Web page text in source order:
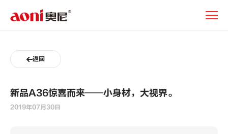
动
返回
新品A36惊喜而来——小身材，大视界。
2019年07月30日